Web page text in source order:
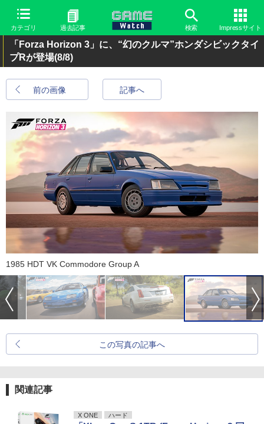
カテゴリ 過去記事 検索 Impressサイト
「Forza Horizon 3」に、“幻のクルマ”ホンダシビックタイ
プRが登場(8/8)
前の画像 記事へ
1985 HDT VK Commodore Group A
この写真の記事へ
関連記事
X ONE ハード